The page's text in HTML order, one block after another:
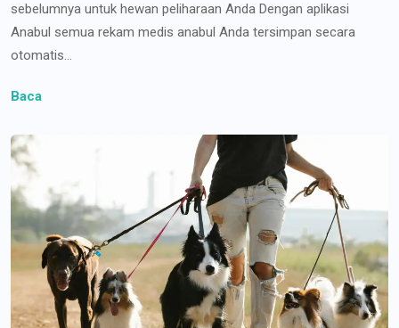
sebelumnya untuk hewan peliharaan Anda Dengan aplikasi
Anabul semua rekam medis anabul Anda tersimpan secara
otomatis...
Baca